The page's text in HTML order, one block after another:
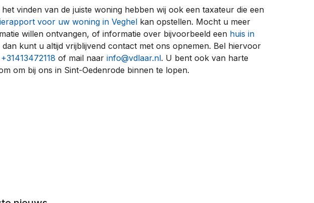
vinden van de juiste woning hebben wij ook een taxateur die een
voor uw woning in Veghelkan opstellen. Mocht u meer
willen ontvangen, of informatie over bijvoorbeeld een huis in
dan kunt u altijd vrijblijvend contact met ons opnemen. Bel hiervoor
+31413472118 of mail naar info@vdlaar.nl. U bent ook van harte
om bij ons in Sint-Oedenrode binnen te lopen.